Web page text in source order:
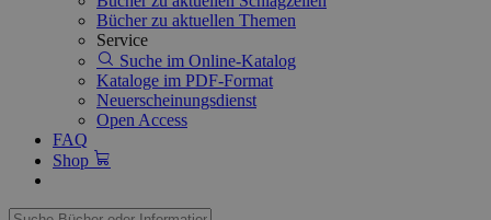
Bücher zu aktuellen Themen
Service
Suche im Online-Katalog
Kataloge im PDF-Format
Neuerscheinungsdienst
Open Access
FAQ
Shop